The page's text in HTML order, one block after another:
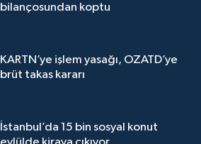
bilançosundan koptu
KARTN’ye işlem yasağı, OZATD’ye
brüt takas kararı
İstanbul’da 15 bin sosyal konut